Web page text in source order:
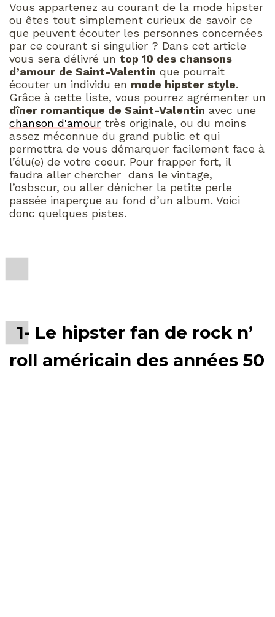
Vous appartenez au courant de la mode hipster
ou êtes tout simplement curieux de savoir ce
que peuvent écouter les personnes concernées
par ce courant si singulier ? Dans cet article
vous sera délivré un top 10 des chansons
d’amour de Saint-Valentin que pourrait
écouter un individu en mode hipster style.
Grâce à cette liste, vous pourrez agrémenter un
dîner romantique de Saint-Valentin avec une
chanson d'amour très originale, ou du moins
assez méconnue du grand public et qui
permettra de vous démarquer facilement face à
l’élu(e) de votre coeur. Pour frapper fort, il
faudra aller chercher dans le vintage,
l’osbscur, ou aller dénicher la petite perle
passée inaperçue au fond d’un album. Voici
donc quelques pistes.
1- Le hipster fan de rock n’
roll américain des années 50